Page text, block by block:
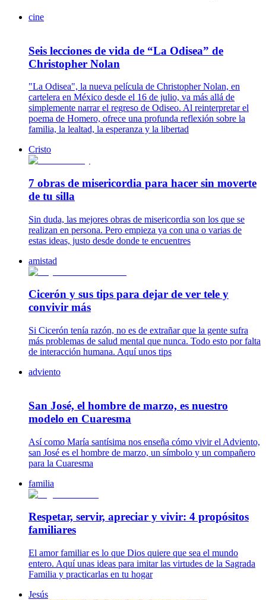
cine
Seis lecciones de vida de “La Odisea” de
Christopher Nolan
"La Odisea", la nueva película de Christopher Nolan, en
cartelera en México desde el 16 de julio, va más allá de
simplemente narrar el regreso de Odiseo. Al reinterpretar el
poema de Homero, ofrece una profunda reflexión sobre la
familia, la lealtad, la esperanza y la libertad
Cristo
7 obras de misericordia para hacer sin moverte
de tu silla
Sin duda, las mejores obras de misericordia son los que se
realizan en persona. Pero empieza ya con una o varias de
estas ideas, justo desde donde te encuentres
amistad
Cicerón y sus tips para dejar de ver tele y
convivir más
Si Cicerón tenía razón, no es de extrañar que la gente sufra
más problemas de salud mental que nunca. Todo esto por falta
de interacción humana. Aquí unos tips
adviento
San José, el hombre de marzo, es nuestro
modelo en Cuaresma
Así como María santísima nos enseña cómo vivir el Adviento,
san José es el hombre de marzo, un símbolo y un compañero
para la Cuaresma
familia
Respetar, servir, apreciar y vivir: 4 propósitos
familiares
El amor familiar es lo que Dios quiere que sea el mundo
entero. Aquí unas ideas para imitar las virtudes de la Sagrada
Familia y practicarlas en tu hogar
Jesús